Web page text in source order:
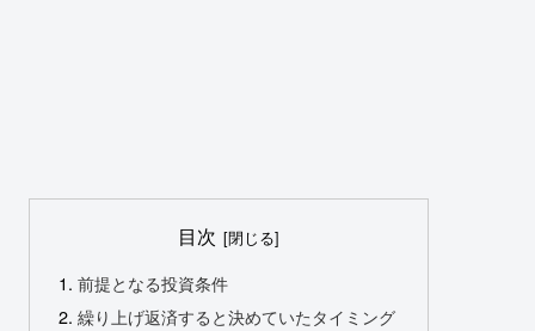
目次
前提となる投資条件
繰り上げ返済すると決めていたタイミング